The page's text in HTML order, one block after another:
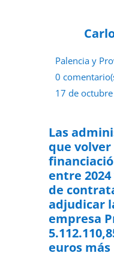
Palencia y
0
17 de
Las
que
entre 2024
de
adjudicar
empresa
euros más